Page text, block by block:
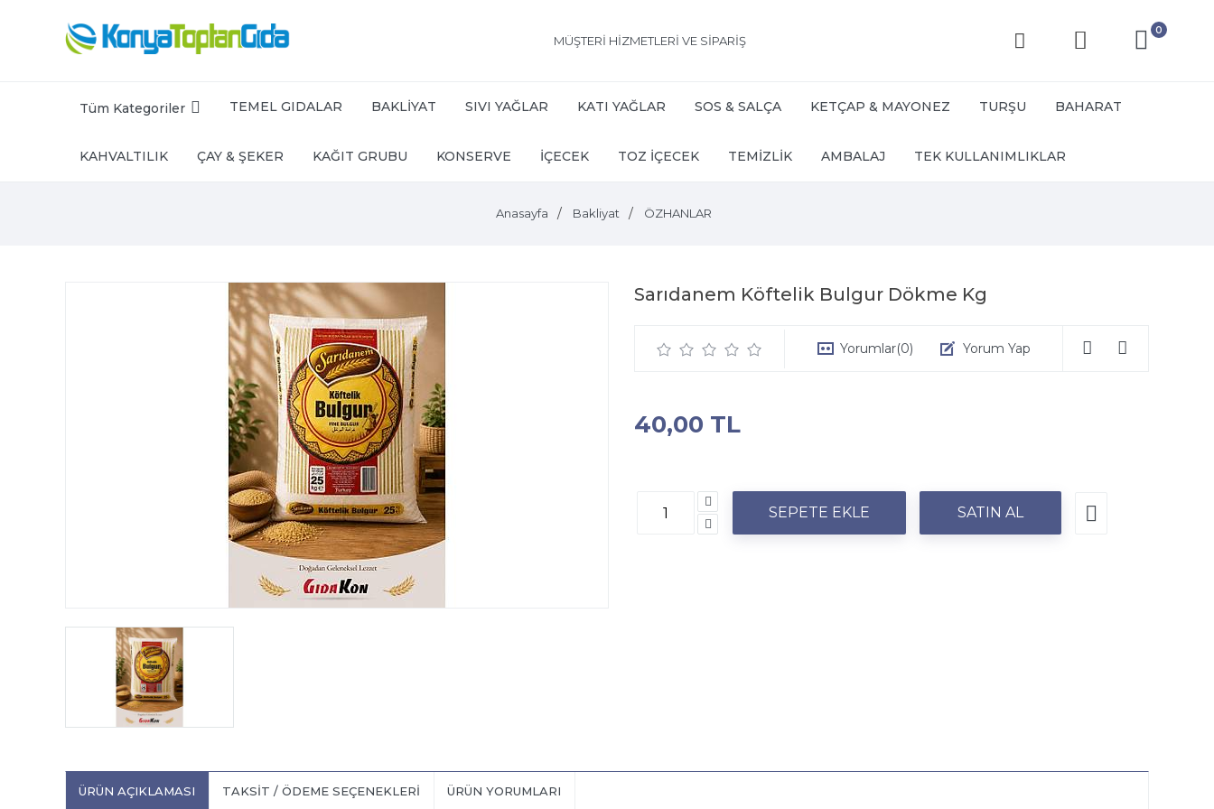
MÜŞTERİ HİZMETLERİ VE SİPARİŞ
0
Tüm Kategoriler TEMEL GIDALAR BAKLİYAT SIVI YAĞLAR KATI YAĞLAR SOS & SALÇA KETÇAP & MAYONEZ TURŞU BAHARAT
KAHVALTILIK ÇAY & ŞEKER KAĞIT GRUBU KONSERVE İÇECEK TOZ İÇECEK TEMİZLİK AMBALAJ TEK KULLANIMLIKLAR
Anasayfa Bakliyat ÖZHANLAR
Sarıdanem Köftelik Bulgur Dökme Kg
Yorumlar(0) Yorum Yap
40,00 TL
ÜRÜN AÇIKLAMASI TAKSIT / ÖDEME SEÇENEKLERI ÜRÜN YORUMLARI